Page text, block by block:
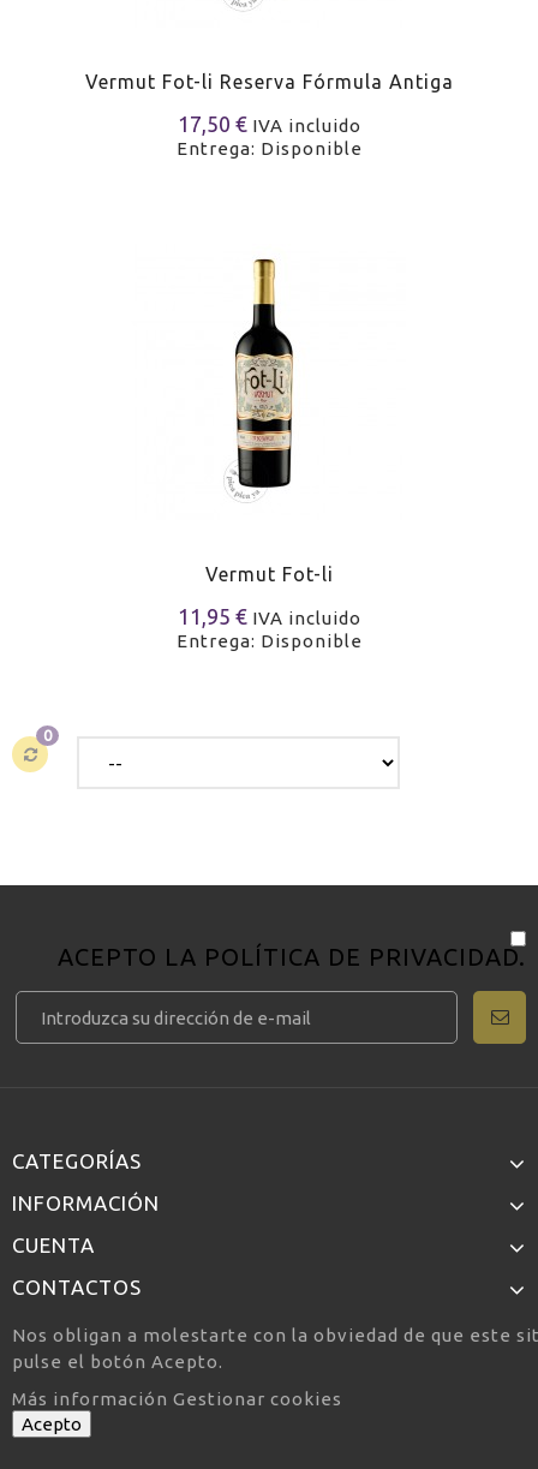
Vermut Fot-li Reserva Fórmula Antiga
17,50 € IVA incluido
Entrega: Disponible
Vermut Fot-li
11,95 € IVA incluido
Entrega: Disponible
0
ACEPTO LA POLÍTICA DE PRIVACIDAD.
CATEGORÍAS
INFORMACIÓN
CUENTA
CONTACTOS
Nos obligan a molestarte con la obviedad de que este
pulse el botón Acepto.
Más información Gestionar cookies
Acepto